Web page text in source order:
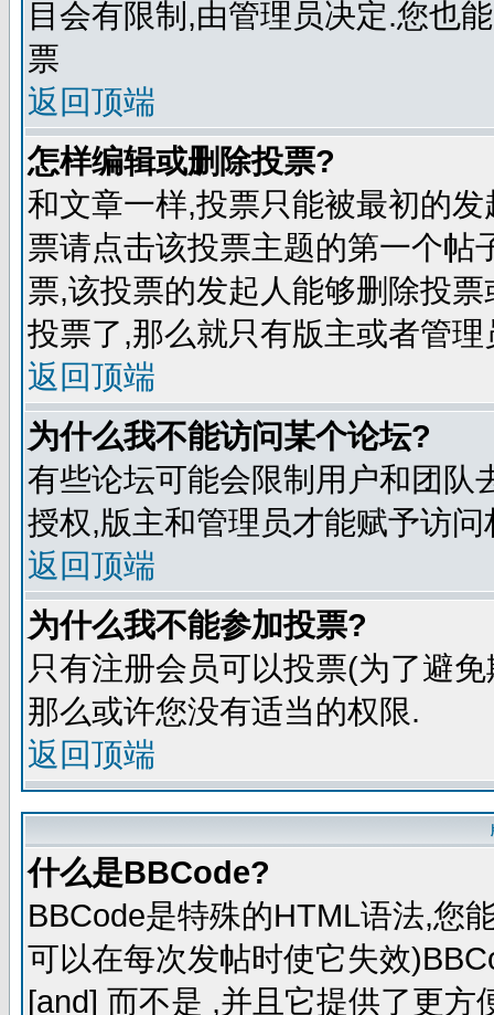
目会有限制,由管理员决定.您也
票
返回顶端
怎样编辑或删除投票?
和文章一样,投票只能被最初的
票请点击该投票主题的第一个帖
票,该投票的发起人能够删除投
投票了,那么就只有版主或者管
返回顶端
为什么我不能访问某个论坛?
有些论坛可能会限制用户和团队
授权,版主和管理员才能赋予访
返回顶端
为什么我不能参加投票?
只有注册会员可以投票(为了避
那么或许您没有适当的权限.
返回顶端
什么是BBCode?
BBCode是特殊的HTML语法,您
可以在每次发帖时使它失效
[and] 而不是 ,并且它提供了更方